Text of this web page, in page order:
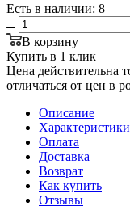
Есть в наличии: 8
В корзину
Купить в 1 клик
Цена действительна
отличаться от цен в
Описание
Характеристики
Оплата
Доставка
Возврат
Как купить
Отзывы